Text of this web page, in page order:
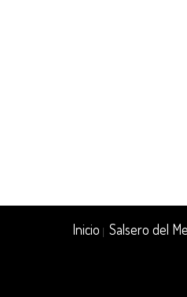
Inicio |Salsero del